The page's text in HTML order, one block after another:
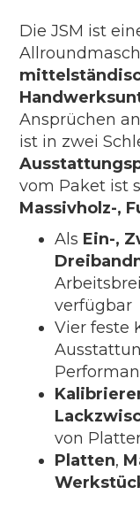
Die JSM ist
Ansprüchen
ist in zwei
vom Paket ist
Massivholz-,
Als Ein-,
verfügbar
Vier feste
von
Platten,